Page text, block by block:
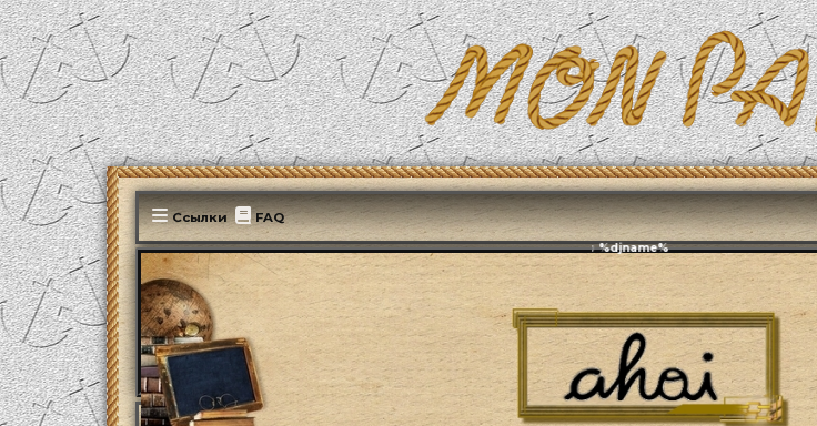
Ссылки FAQ
Эфирит: ♫ %djname%